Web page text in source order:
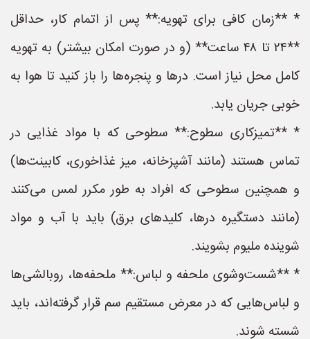
* **زمان کافی برای تهویه:** پس از اتمام کار، حداقل
**۲۴ تا ۴۸ ساعت** (و در صورت امکان بیشتر) به تهویه
کامل محل نیاز است. درها و پنجره‌ها را باز کنید تا هوا به
خوبی جریان یابد.
* **تمیزکاری سطوح:** سطوحی که با مواد غذایی در
تماس هستند (مانند آشپزخانه، میز غذاخوری، کابینت‌ها)
و همچنین سطوحی که افراد به طور مکرر لمس می‌کنند
(مانند دستگیره درها، کلیدهای برق) باید با آب و مواد
شوینده ملیوم بشویند.
* **شست‌وشوی ملحفه و لباس:** ملحفه‌ها، روبالشی‌ها
و لباس‌هایی که در معرض مستقیم سم قرار گرفته‌اند، باید
شسته شوند.